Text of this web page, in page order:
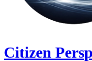
Citizen